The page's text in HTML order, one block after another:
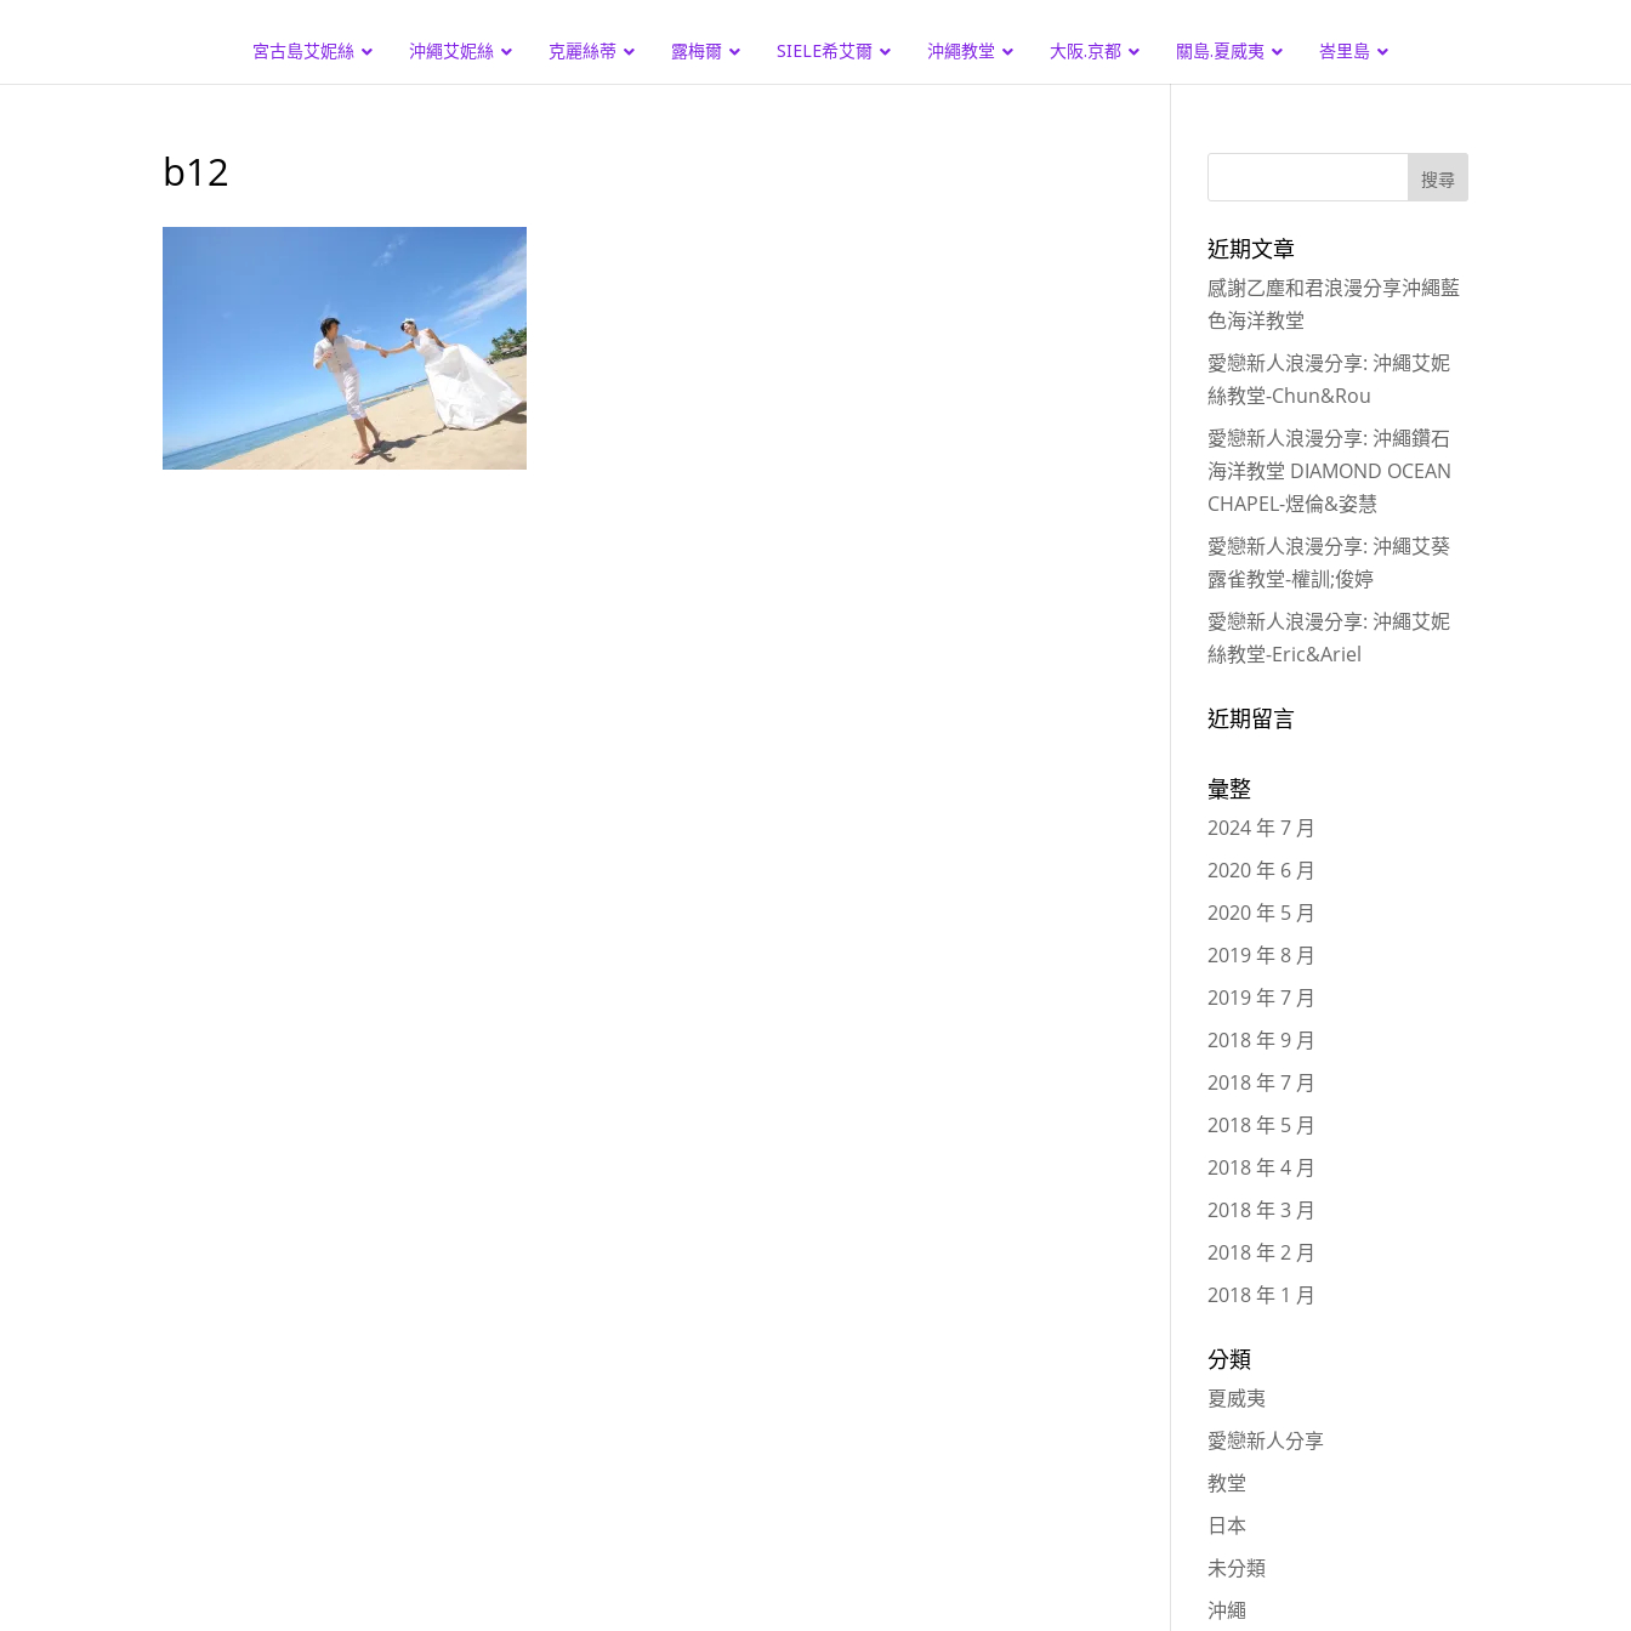
宮古島艾妮絲 沖繩艾妮絲 克麗絲蒂 露梅爾 SIELE希艾爾 沖繩教堂 大阪.京都 關島.夏威夷 峇里島
b12
近期文章
感謝乙塵和君浪漫分享沖繩藍
色海洋教堂
愛戀新人浪漫分享: 沖繩艾妮
絲教堂-Chun&Rou
愛戀新人浪漫分享: 沖繩鑽石
海洋教堂 DIAMOND OCEAN
CHAPEL-煜倫&姿慧
愛戀新人浪漫分享: 沖繩艾葵
露雀教堂-權訓;俊婷
愛戀新人浪漫分享: 沖繩艾妮
絲教堂-Eric&Ariel
近期留言
彙整
2024 年 7 月
2020 年 6 月
2020 年 5 月
2019 年 8 月
2019 年 7 月
2018 年 9 月
2018 年 7 月
2018 年 5 月
2018 年 4 月
2018 年 3 月
2018 年 2 月
2018 年 1 月
分類
夏威夷
愛戀新人分享
教堂
日本
未分類
沖繩